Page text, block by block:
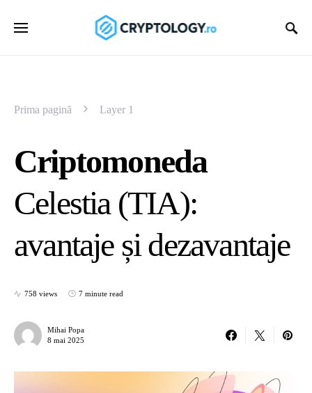
Prima pagină Layer 1
Criptomoneda
Celestia (TIA):
avantaje și dezavantaje
758 views 7 minute read
Mihai Popa
8 mai 2025